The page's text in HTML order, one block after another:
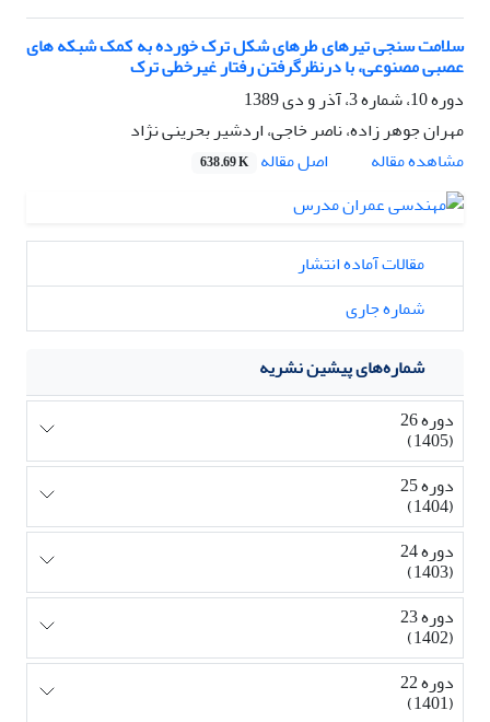
سلامت سنجی تیرهای طرهای شکل ترک خورده به کمک شبکه های
عصبی مصنوعی، با درنظرگرفتن رفتار غیرخطی ترک
دوره 10، شماره 3، آذر و دی 1389
مهران جوهر زاده، ناصر خاجی، اردشیر بحرینی نژاد
مشاهده مقاله
اصل مقاله 638.69 K
مقالات آماده انتشار
شماره جاری
شماره‌های پیشین نشریه
دوره 26
(1405)
دوره 25
(1404)
دوره 24
(1403)
دوره 23
(1402)
دوره 22
(1401)